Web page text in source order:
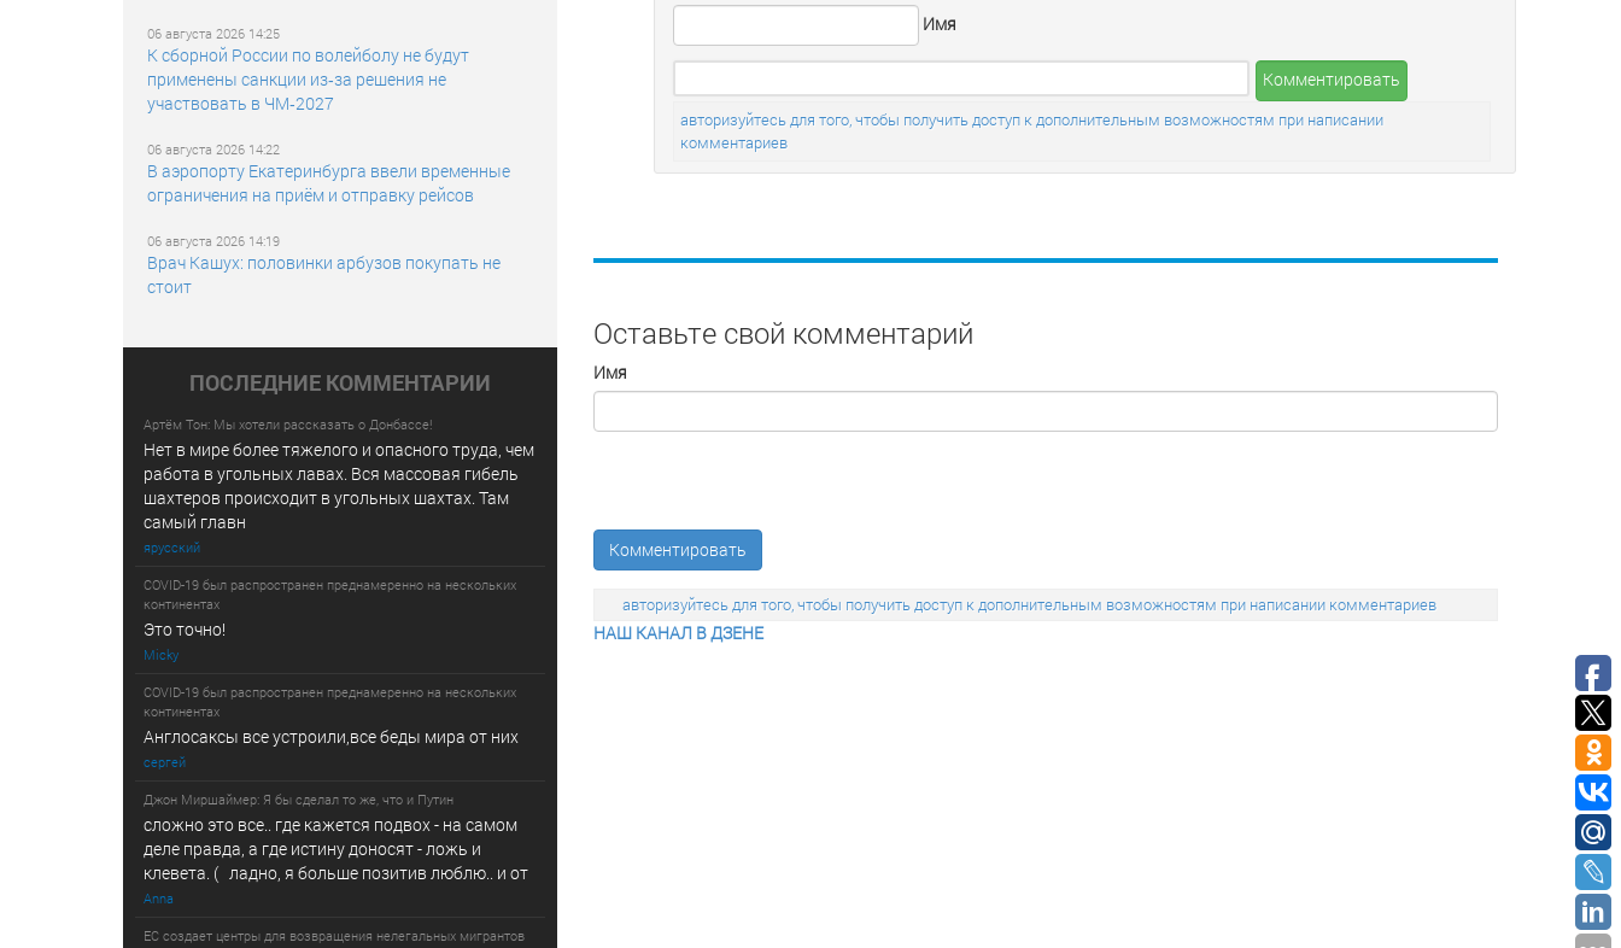
06 августа 2026 14:25
К сборной России по волейболу не будут
применены санкции из‑за решения не
участвовать в ЧМ‑2027
06 августа 2026 14:22
В аэропорту Екатеринбурга ввели временные
ограничения на приём и отправку рейсов
06 августа 2026 14:19
Врач Кашух: половинки арбузов покупать не
стоит
ПОСЛЕДНИE КОММЕНТАРИИ
Артём Тон: Мы хотели рассказать о Донбассе!
Нет в мире более тяжелого и опасного труда, чем
работа в угольных лавах. Вся массовая гибель
шахтеров происходит в угольных шахтах. Там
самый главн
ярусский
COVID-19 был распространен преднамеренно на нескольких
континентах
Это точно!
Micky
COVID-19 был распространен преднамеренно на нескольких
континентах
Англосаксы все устроили,все беды мира от них
сергей
Джон Миршаймер: Я бы сделал то же, что и Путин
сложно это все.. где кажется подвох - на самом
деле правда, а где истину доносят - ложь и
клевета. ( ладно, я больше позитив люблю.. и от
Anna
ЕС создает центры для возвращения нелегальных мигрантов
Имя
Комментировать
авторизуйтесь для того, чтобы получить доступ к дополнительным возможностям при написании
комментариев
Оставьте свой комментарий
Имя
Комментировать
авторизуйтесь для того, чтобы получить доступ к дополнительным возможностям при написании комментариев
НАШ КАНАЛ В ДЗЕНЕ